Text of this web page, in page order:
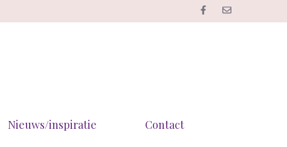
Nieuws/inspiratie Contact